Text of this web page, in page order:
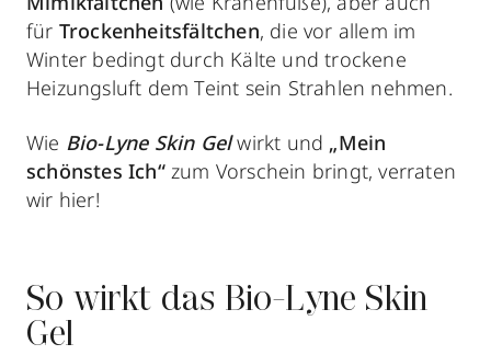
für Trockenheitsfältchen, die vor allem im
Winter bedingt durch Kälte und trockene
Heizungsluft dem Teint sein Strahlen nehmen.
Wie Bio-Lyne Skin Gel wirkt und „Mein
schönstes Ich“zum Vorschein bringt, verraten
wir hier!
So wirkt das Bio-Lyne Skin
Gel